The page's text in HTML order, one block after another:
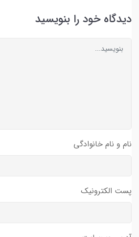
دیدگاه خود را بنویسید
نام و نام خانوادگی
پست الکترونیک